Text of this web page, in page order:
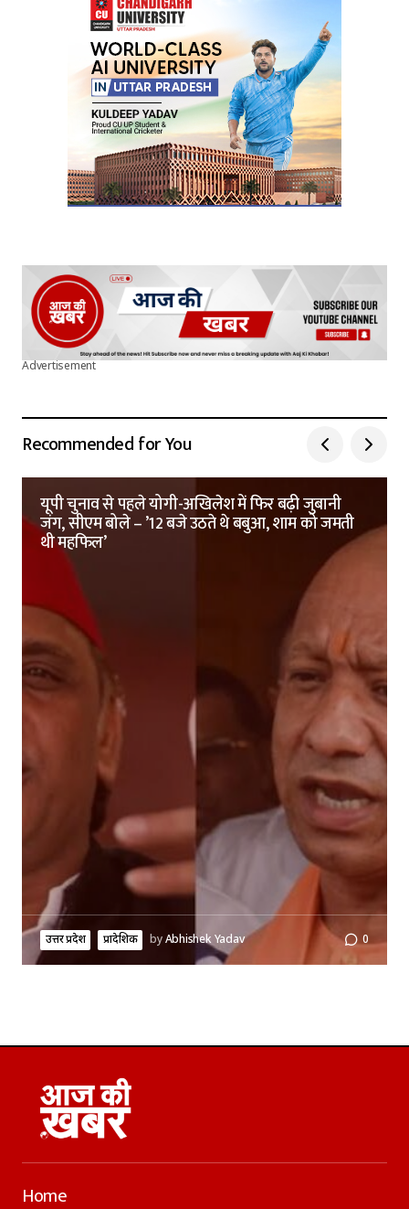
Your E-mail*
Submit Comment
Advertisement
Recommended for You
यूपी चुनाव से पहले योगी-अखिलेश में फिर बढ़ी जुबानी
जंग, सीएम बोले – ’12 बजे उठते थे बबुआ, शाम को जमती
थी महफिल’
उत्तर प्रदेश प्रादेशिक byAbhishek Yadav 0
Home